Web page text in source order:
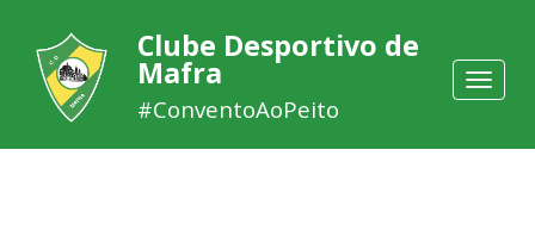
Toggle
Clube Desportivo de
Mafra
#ConventoAoPeito